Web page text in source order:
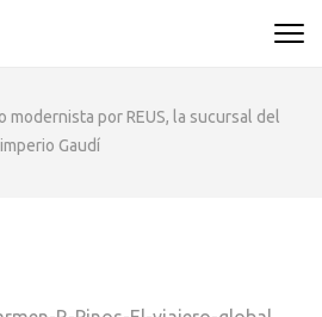
donde descubrir la cara B de los
su música hasta su arquitectura o sus
modernista por REUS, la sucursal del
imperio Gaudí